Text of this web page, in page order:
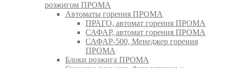
розжигом ПРОМА
Автоматы горения ПРОМА
ПРАГО, автомат горения ПРОМА
САФАР, автомат горения ПРОМА
САФАР-500, Менеджер горения
ПРОМА
Блоки розжига ПРОМА